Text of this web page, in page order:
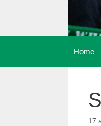
Home
17